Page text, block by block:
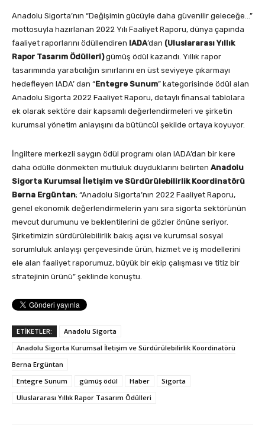
Anadolu Sigorta’nın “Değişimin gücüyle daha güvenilir geleceğe…”
mottosuyla hazırlanan 2022 Yılı Faaliyet Raporu, dünya çapında
faaliyet raporlarını ödüllendiren IADA’dan (Uluslararası Yıllık
Rapor Tasarım Ödülleri)gümüş ödül kazandı. Yıllık rapor
tasarımında yaratıcılığın sınırlarını en üst seviyeye çıkarmayı
hedefleyen IADA’ dan “Entegre Sunum” kategorisinde ödül alan
Anadolu Sigorta 2022 Faaliyet Raporu, detaylı finansal tablolara
ek olarak sektöre dair kapsamlı değerlendirmeleri ve şirketin
kurumsal yönetim anlayışını da bütüncül şekilde ortaya koyuyor.
İngiltere merkezli saygın ödül programı olan IADA’dan bir kere
daha ödülle dönmekten mutluluk duyduklarını belirten Anadolu
Sigorta Kurumsal İletişim ve Sürdürülebilirlik Koordinatörü
Berna Ergüntan; “Anadolu Sigorta’nın 2022 Faaliyet Raporu,
genel ekonomik değerlendirmelerin yanı sıra sigorta sektörünün
mevcut durumunu ve beklentilerini de gözler önüne seriyor.
Şirketimizin sürdürülebilirlik bakış açısı ve kurumsal sosyal
sorumluluk anlayışı çerçevesinde ürün, hizmet ve iş modellerini
ele alan faaliyet raporumuz, büyük bir ekip çalışması ve titiz bir
stratejinin ürünü” şeklinde konuştu.
ETİKETLER:
Anadolu Sigorta
Anadolu Sigorta Kurumsal İletişim ve Sürdürülebilirlik Koordinatörü
Berna Ergüntan
Entegre Sunum
gümüş ödül Haber
Sigorta
Uluslararası Yıllık Rapor Tasarım Ödülleri